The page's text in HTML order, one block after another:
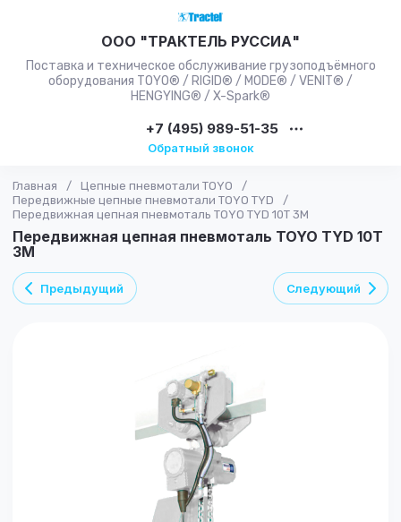
ООО "ТРАКТЕЛЬ РУССИА"
Поставка и техническое обслуживание грузоподъёмного
оборудования TOYO® / RIGID® / MODE® / VENIT® /
HENGYING® / X-Spark®
+7 (495) 989-51-35
Обратный звонок
Главная / Цепные пневмотали TOYO
/
Передвижные цепные пневмотали TOYO TYD
/
Передвижная цепная пневмоталь TOYO TYD 10T 3M
Передвижная цепная пневмоталь TOYO TYD 10T
3M
Предыдущий Следующий